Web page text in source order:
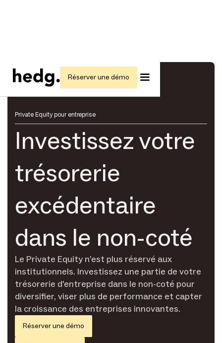
Réserver une démo
Private Equity pour entreprise
Investissez votre
trésorerie
excédentaire
dans le non-coté
Le Private Equity n’est plus réservé aux
institutionnels. Investissez une partie de votre
trésorerie d'entreprise dans le non-coté pour
diversifier, viser plus de performance et capter
la croissance des entreprises innovantes.
Réserver une démo